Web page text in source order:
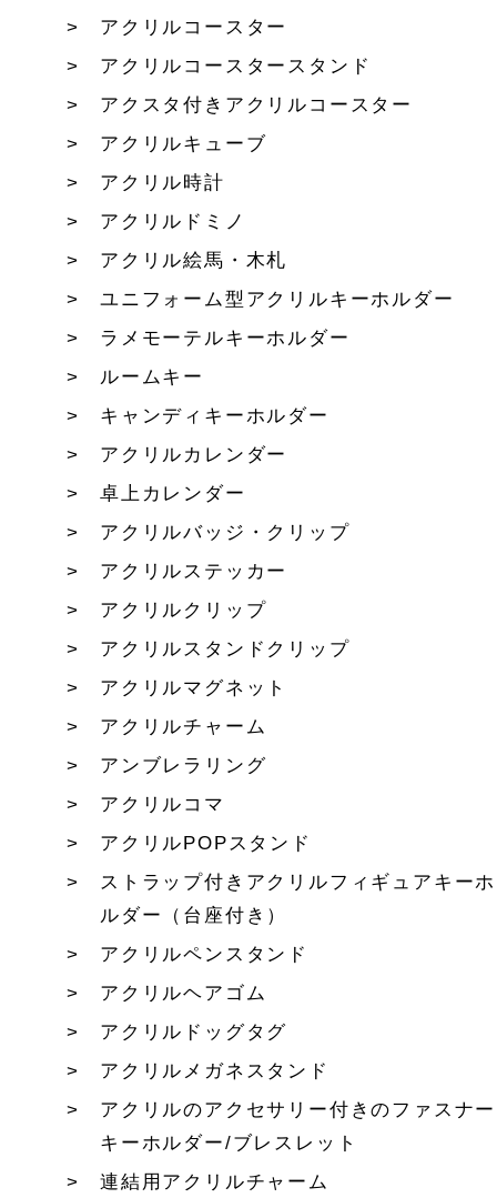
アクリルコースター
アクリルコースタースタンド
アクスタ付きアクリルコースター
アクリルキューブ
アクリル時計
アクリルドミノ
アクリル絵馬・木札
ユニフォーム型アクリルキーホルダー
ラメモーテルキーホルダー
ルームキー
キャンディキーホルダー
アクリルカレンダー
卓上カレンダー
アクリルバッジ・クリップ
アクリルステッカー
アクリルクリップ
アクリルスタンドクリップ
アクリルマグネット
アクリルチャーム
アンブレラリング
アクリルコマ
アクリルPOPスタンド
ストラップ付きアクリルフィギュアキーホ
ルダー（台座付き）
アクリルペンスタンド
アクリルヘアゴム
アクリルドッグタグ
アクリルメガネスタンド
アクリルのアクセサリー付きのファスナー
キーホルダー/ブレスレット
連結用アクリルチャーム